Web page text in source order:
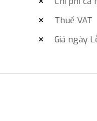
Thuế VAT
Giá ngày